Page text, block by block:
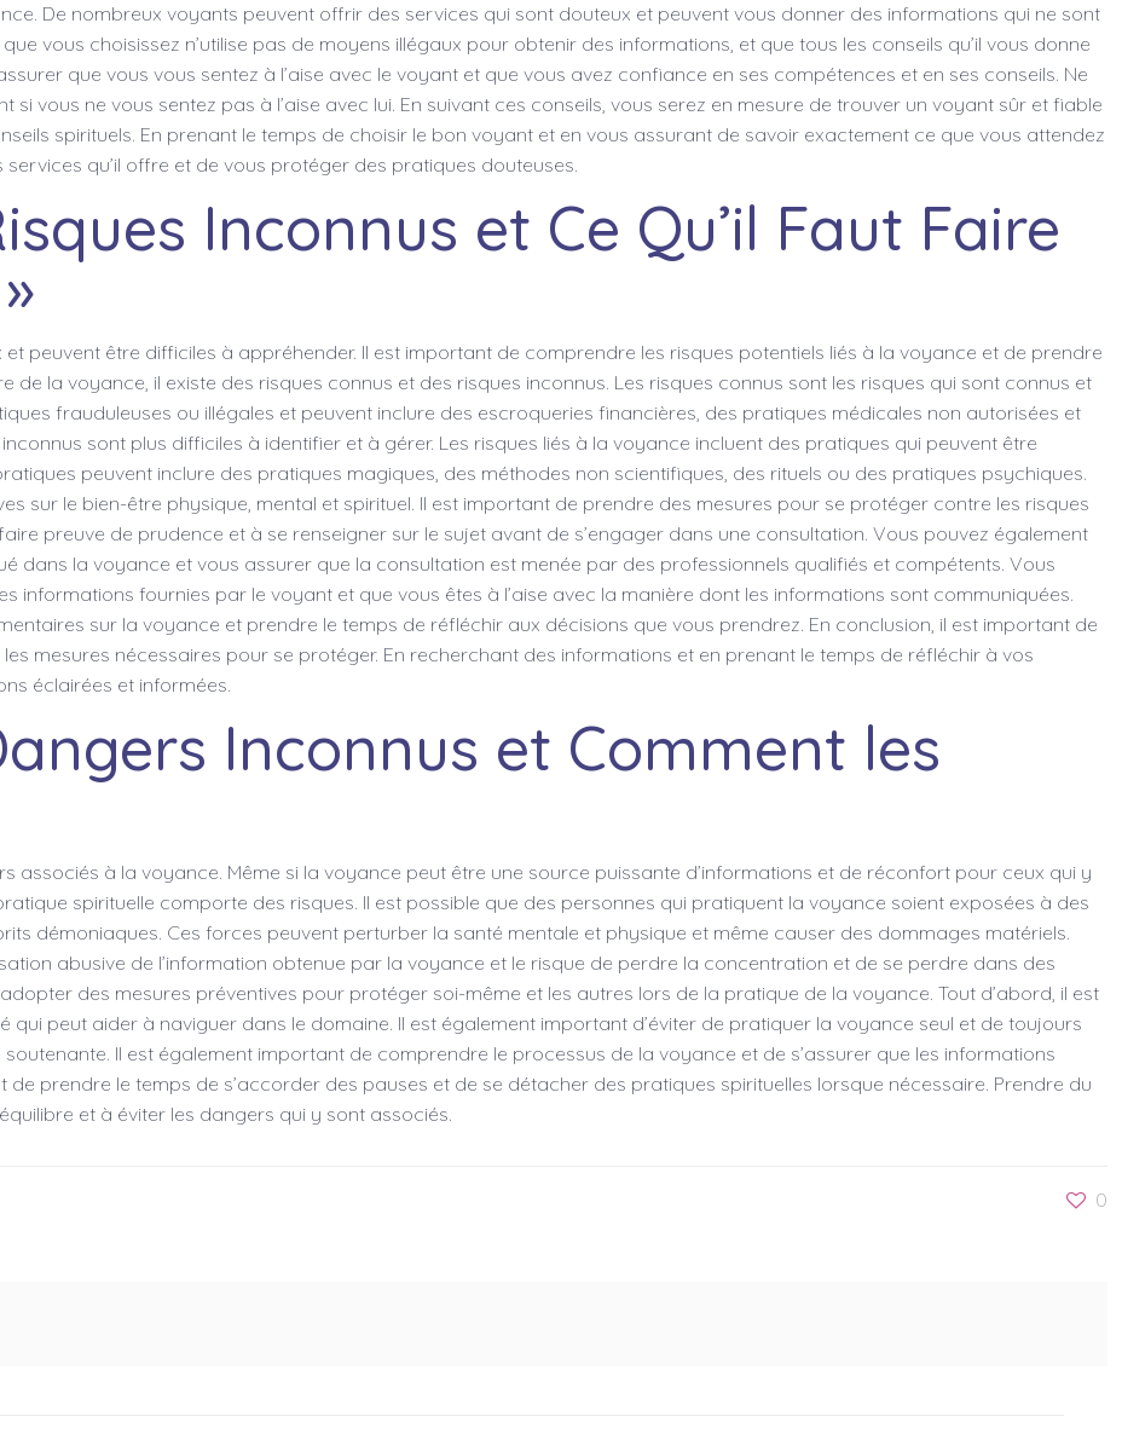
De nombreux voyants peuvent offrir des services qui sont douteux et peuvent vous donner des informations qui ne sont
vous choisissez n’utilise pas de moyens illégaux pour obtenir des informations, et que tous les conseils qu’il vous donne
que vous vous sentez à l’aise avec le voyant et que vous avez confiance en ses compétences et en ses conseils. Ne
si vous ne vous sentez pas à l’aise avec lui. En suivant ces conseils, vous serez en mesure de trouver un voyant sûr et fiable
spirituels. En prenant le temps de choisir le bon voyant et en vous assurant de savoir exactement ce que vous attendez
qu’il offre et de vous protéger des pratiques douteuses.
Inconnus et Ce Qu’il Faut Faire
peuvent être difficiles à appréhender. Il est important de comprendre les risques potentiels liés à la voyance et de prendre
de la voyance, il existe des risques connus et des risques inconnus. Les risques connus sont les risques qui sont connus et
frauduleuses ou illégales et peuvent inclure des escroqueries financières, des pratiques médicales non autorisées et
sont plus difficiles à identifier et à gérer. Les risques liés à la voyance incluent des pratiques qui peuvent être
peuvent inclure des pratiques magiques, des méthodes non scientifiques, des rituels ou des pratiques psychiques.
sur le bien-être physique, mental et spirituel. Il est important de prendre des mesures pour se protéger contre les risques
preuve de prudence et à se renseigner sur le sujet avant de s’engager dans une consultation. Vous pouvez également
dans la voyance et vous assurer que la consultation est menée par des professionnels qualifiés et compétents. Vous
informations fournies par le voyant et que vous êtes à l’aise avec la manière dont les informations sont communiquées.
sur la voyance et prendre le temps de réfléchir aux décisions que vous prendrez. En conclusion, il est important de
mesures nécessaires pour se protéger. En recherchant des informations et en prenant le temps de réfléchir à vos
éclairées et informées.
Inconnus et Comment les
associés à la voyance. Même si la voyance peut être une source puissante d’informations et de réconfort pour ceux qui y
spirituelle comporte des risques. Il est possible que des personnes qui pratiquent la voyance soient exposées à des
démoniaques. Ces forces peuvent perturber la santé mentale et physique et même causer des dommages matériels.
abusive de l’information obtenue par la voyance et le risque de perdre la concentration et de se perdre dans des
des mesures préventives pour protéger soi-même et les autres lors de la pratique de la voyance. Tout d’abord, il est
peut aider à naviguer dans le domaine. Il est également important d’éviter de pratiquer la voyance seul et de toujours
Il est également important de comprendre le processus de la voyance et de s’assurer que les informations
prendre le temps de s’accorder des pauses et de se détacher des pratiques spirituelles lorsque nécessaire. Prendre du
et à éviter les dangers qui y sont associés.
0